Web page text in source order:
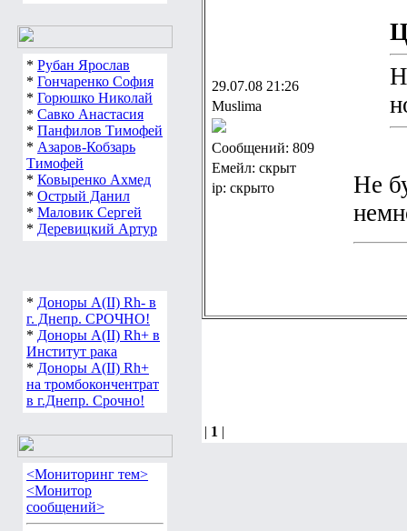
* Рубан Ярослав
* Гончаренко София
* Горюшко Николай
* Савко Анастасия
* Панфилов Тимофей
* Азаров-Кобзарь
Тимофей
* Ковыренко Ахмед
* Острый Данил
* Маловик Сергей
* Деревицкий Артур
* Доноры А(ІІ) Rh- в
г. Днепр. СРОЧНО!
* Доноры А(ІІ) Rh+ в
Институт рака
* Доноры А(ІІ) Rh+
на тромбокончентрат
в г.Днепр. Срочно!
<Мониторинг тем>
<Монитор
сообщений>
29.07.08 21:26
Muslima
Сообщений: 809
Емейл: скрыт
ip: скрыто
Не
| 1 |